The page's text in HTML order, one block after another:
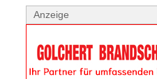
Anzeige